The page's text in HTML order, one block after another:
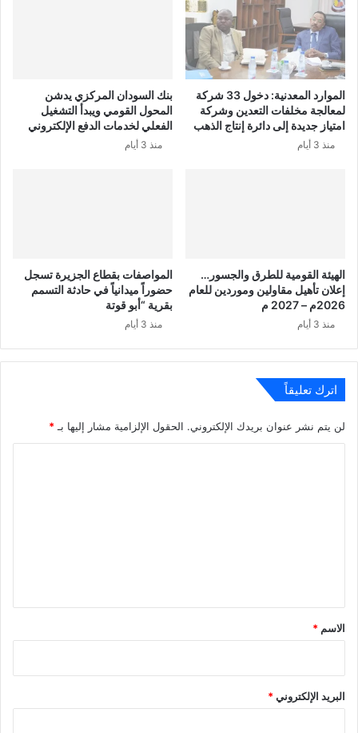
الموارد المعدنية: دخول 33 شركة
لمعالجة مخلفات التعدين وشركة
امتياز جديدة إلى دائرة إنتاج الذهب
منذ 3 أيام
بنك السودان المركزي يدشن
المحول القومي ويبدأ التشغيل
الفعلي لخدمات الدفع الإلكتروني
منذ 3 أيام
الهيئة القومية للطرق والجسور…
إعلان تأهيل مقاولين وموردين للعام
2026م – 2027 م
منذ 3 أيام
المواصفات بقطاع الجزيرة تسجل
حضوراً ميدانياً في حادثة التسمم
بقرية “أبو قوتة
منذ 3 أيام
اترك تعليقاً
لن يتم نشر عنوان بريدك الإلكتروني. الحقول الإلزامية مشار إليها بـ*
*
الاسم *
البريد الإلكتروني*